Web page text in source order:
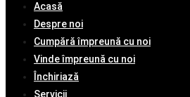
Acasă
Despre noi
Cumpără împreună cu noi
Vinde împreună cu noi
Închiriază
Servicii